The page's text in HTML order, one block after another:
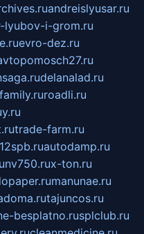
andreislyusar.ru
lyubov-i-grom.ru
evro-dez.ru
delanalad.ru
roadli.ru
trade-farm.ru
autodamp.ru
nv750.rux-ton.ru
manunae.ru
tajuncos.ru
besplatno.rusplclub.ru